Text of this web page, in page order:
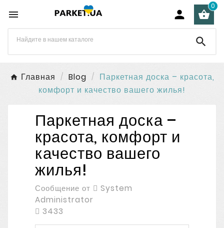
  
0

Главная Blog
Паркетная доска – красота,
комфорт и качество вашего жилья!
Паркетная доска –
красота, комфорт и
качество вашего
жилья!
Сообщение от
System
Administrator
3433